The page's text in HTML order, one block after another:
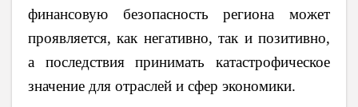
финансовую безопасность региона может
проявляется, как негативно, так и позитивно,
а последствия принимать катастрофическое
значение для отраслей и сфер экономики.